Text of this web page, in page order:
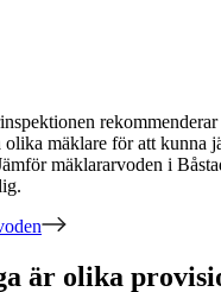
mäklare för att kunna
mäklararvoden i
är olika